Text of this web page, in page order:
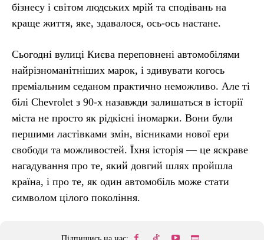
бізнесу і світом людських мрій та сподівань на
краще життя, яке, здавалося, ось-ось настане.
Сьогодні вулиці Києва переповнені автомобілями
найрізноманітніших марок, і здивувати когось
преміальним седаном практично неможливо. Але ті
білі Chevrolet з 90-х назавжди залишаться в історії
міста не просто як рідкісні іномарки. Вони були
першими ластівками змін, вісниками нової ери
свободи та можливостей. Їхня історія — це яскраве
нагадування про те, який довгий шлях пройшла
країна, і про те, як один автомобіль може стати
символом цілого покоління.